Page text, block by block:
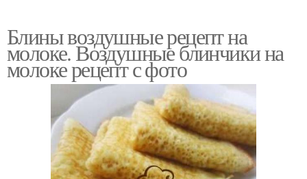
Блины воздушные рецепт на
молоке. Воздушные блинчики на
молоке рецепт с фото